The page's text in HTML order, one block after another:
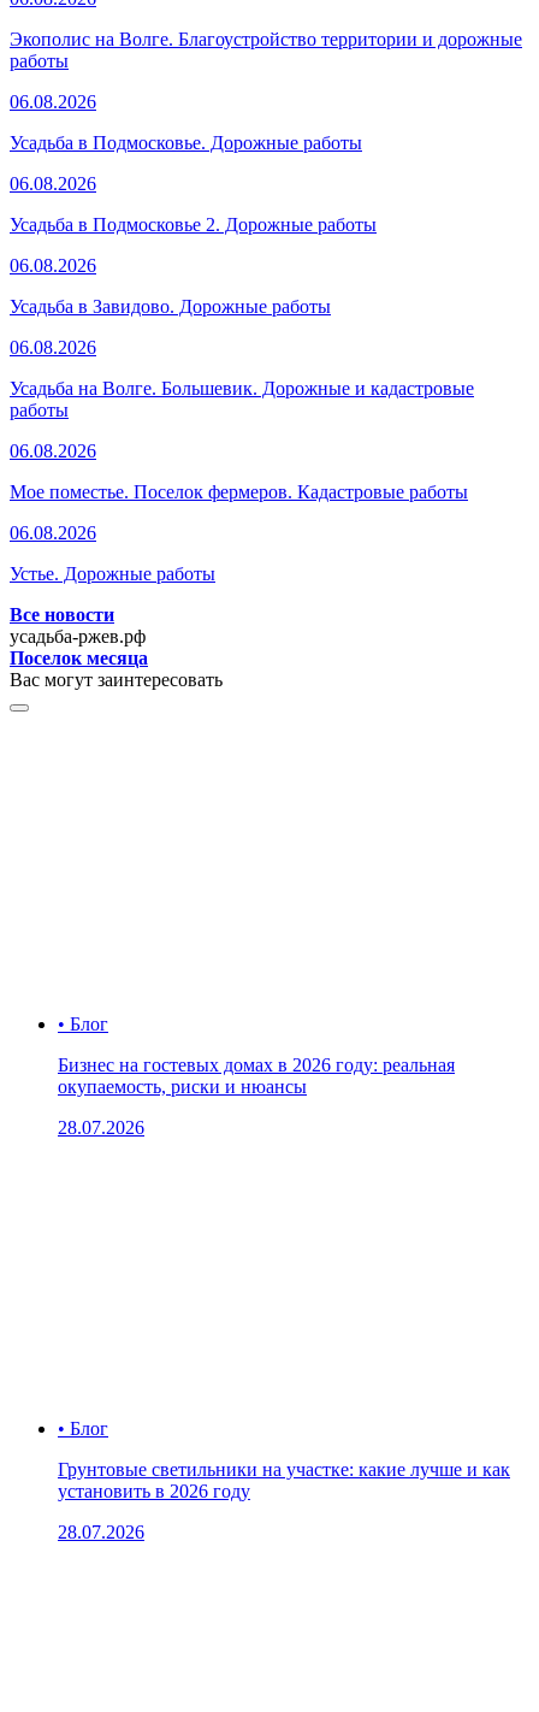
Экополис на Волге. Благоустройство территории и дорожные
работы
06.08.2026
Усадьба в Подмосковье. Дорожные работы
06.08.2026
Усадьба в Подмосковье 2. Дорожные работы
06.08.2026
Усадьба в Завидово. Дорожные работы
06.08.2026
Усадьба на Волге. Большевик. Дорожные и кадастровые
работы
06.08.2026
Мое поместье. Поселок фермеров. Кадастровые работы
06.08.2026
Устье. Дорожные работы
Все новости
усадьба-ржев.рф
Поселок месяца
Вас могут заинтересовать
• Блог
Бизнес на гостевых домах в 2026 году: реальная
окупаемость, риски и нюансы
28.07.2026
• Блог
Грунтовые светильники на участке: какие лучше и как
установить в 2026 году
28.07.2026